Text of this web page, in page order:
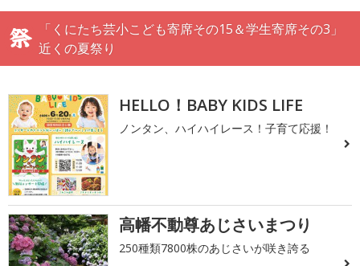
「くにたち芸小こども寄席その15＆学生寄席その3」
近くの夏祭り
HELLO！BABY KIDS LIFE
ノンタン、ハイハイレース！子育て応援！
高幡不動尊あじさいまつり
250種類7800株のあじさいが咲き誇る